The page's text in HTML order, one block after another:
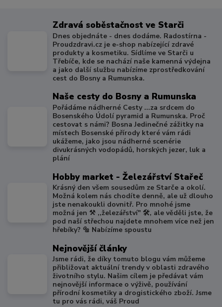
Zdravá soběstačnost ve Starči
Dnes objednáte - dnes dodáme. Radostírna -
Proudzdravi.cz je e-shop nabízející zdravé
produkty a kosmetiku. Sídlíme ve Starči u
Třebíče, kde se nachází naše kamenná výdejna
a jako další službu nabízíme zprostředkování
cest do Bosny a Rumunska.
Naše cesty do Bosny a Rumunska
Pořádáme nádherné Cesty ...za srdcem do
Bosenského Údolí pyramid a Rumunska. Proč
cestovat s námi? Bosna Jedinečné zážitky na
místech Bosenské přírody které vám rádi
ukážeme, jako jsou nádherné scenérie
divukrásných vodopádů, horských jezer, luk a
plání
Hobby market - Železářství Stařeč
Krásný den všem sousedům ze Starče a okolí.
Možná kolem nás chodíte denně, ale už dlouho
jste nenakoukli dovnitř. Pro mnohé jsme
možná jen ⚒️ ,,železářství" 🛠️, ale věděli jste, že
pod naší střechou najdete mnohem více než jen
hřebíky? 🔩 Nabízíme spoustu
Nejnovější články
Jsme rádi, že díky tomuto blogu vám můžeme
přibližovat aktuální trendy v oblasti zdravého
životního stylu. Našim cílem je předávat vám
nejnovější informace o výživě, používání
přírodní kosmetiky a drogistického zboží. Jsme
tu pro vás rádi, váš Proud